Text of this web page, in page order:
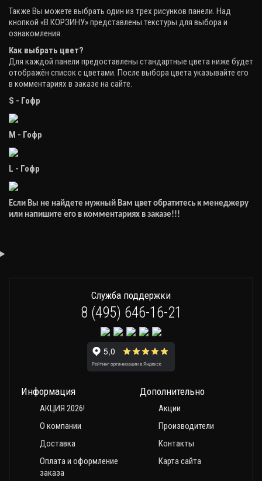
Также Вы можете выбрать один из трех рисунков панели. Над
кнопкой «В КОРЗИНУ» представлены текстуры для выбора и
ознакомления.
Как выбрать цвет?
Для каждой панели предоставлены стандартные цвета ниже будет
отображён список с цветами. После выбора цвета указывайте его
в комментариях в заказе на сайте.
S - Гофр
М - Гофр
L - Гофр
Если Вы не найдете нужный Вам цвет обратитесь к менеджеру
или напишите его в комментариях в заказе!!!
Служба поддержки
8 (495) 646-16-21
Информация
АКЦИЯ 2026!
О компании
Доставка
Оплата и оформление
заказа
Дополнительно
Акции
Производители
Контакты
Карта сайта